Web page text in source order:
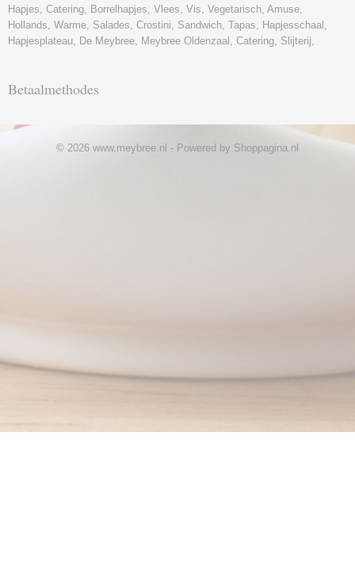
Hapjes, Catering, Borrelhapjes, Vlees, Vis, Vegetarisch, Amuse,
Hollands, Warme, Salades, Crostini, Sandwich, Tapas, Hapjesschaal,
Hapjesplateau, De Meybree, Meybree Oldenzaal, Catering, Slijterij,
Betaalmethodes
© 2026 www.meybree.nl - Powered by Shoppagina.nl